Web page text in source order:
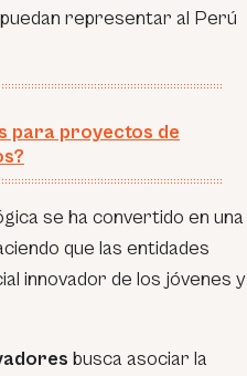
representar al Perú
para proyectos de
se ha convertido en una
que las entidades
innovador de los jóvenes y
busca asociar la